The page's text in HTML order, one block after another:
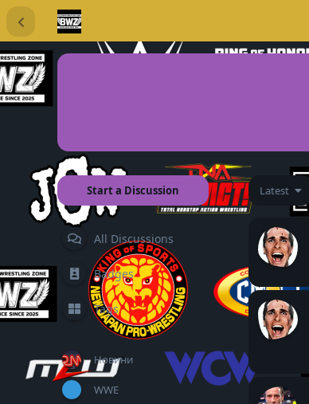
Start a Discussion
All Discussions
Badges
Tags
Новини
WWE
Latest